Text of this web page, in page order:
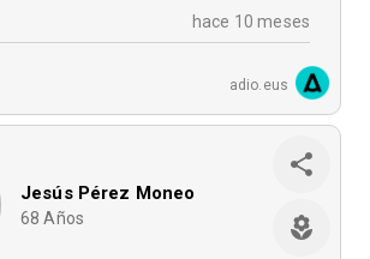
hace 10 meses
adio.eus
Jesús Pérez Moneo
68 Años